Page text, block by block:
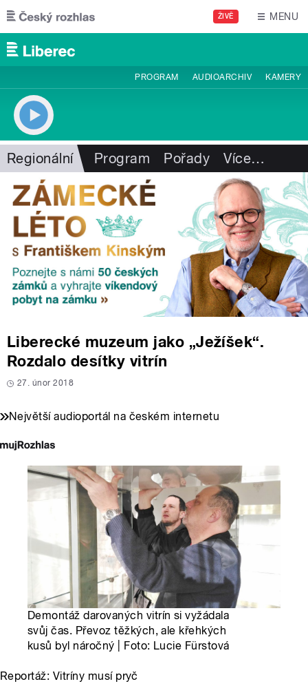
Přejít k hlavnímu obsahu
ŽIVĚ MENU
PROGRAM AUDIOARCHIV KAMERY
Regionální Program Pořady Více…
Liberecké muzeum jako „Ježíšek“.
Rozdalo desítky vitrín
27. únor 2018
Největší audioportál na českém internetu
Demontáž darovaných vitrín si vyžádala
svůj čas. Převoz těžkých, ale křehkých
kusů byl náročný | Foto: Lucie Fürstová
Reportáž: Vitríny musí pryč